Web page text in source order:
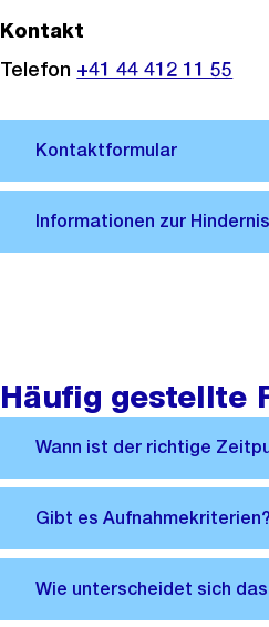
Kontakt
Telefon +41 44 412 11 55
Häufig gestellte